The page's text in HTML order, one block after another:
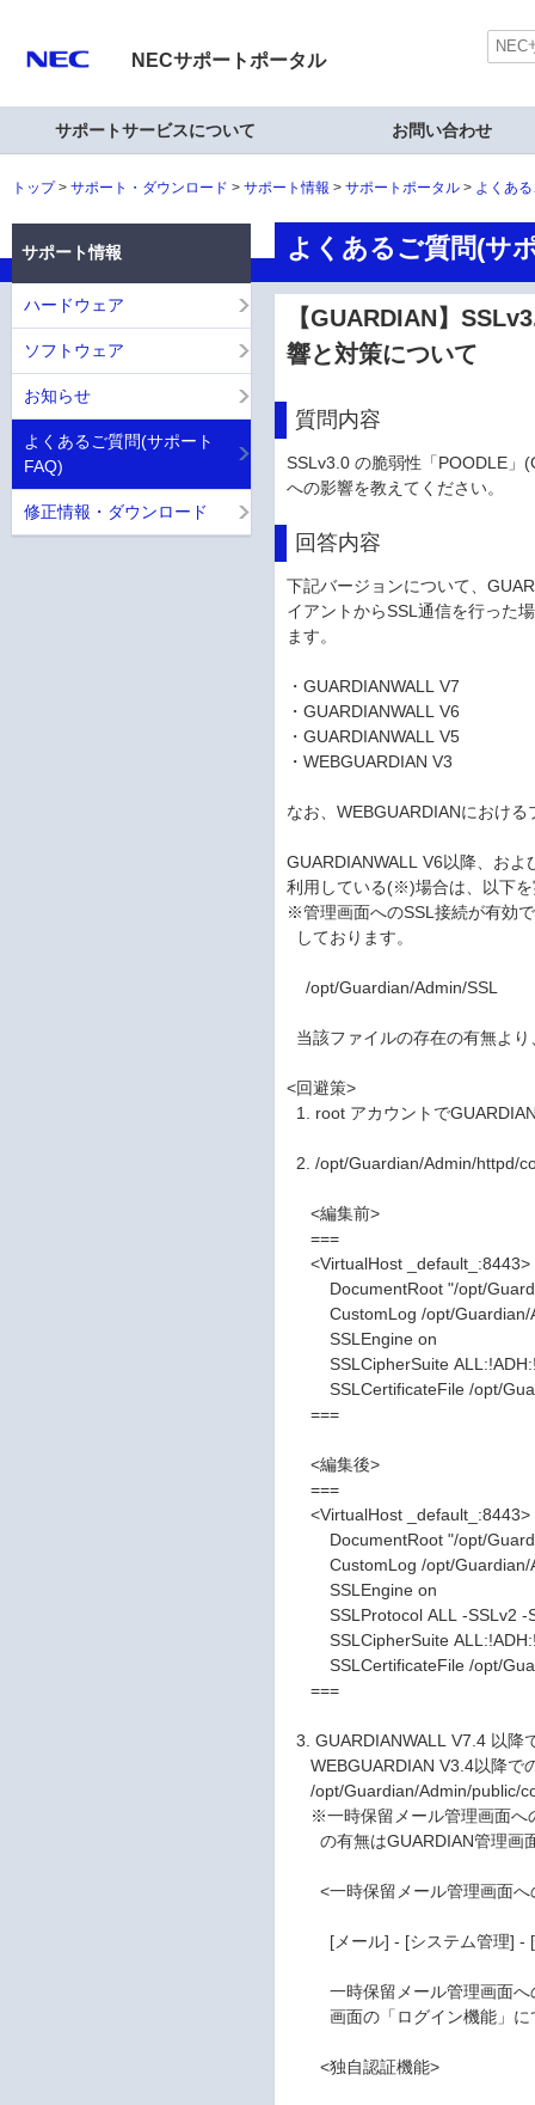
NECサポートポータル
サポートサービスについて お問い合わせ
トップ サポート・ダウンロード サポート情報 サポートポータル よくあ
よくあるご質問(サ
【GUARDIAN】
響と対策について
質問内容
SSLv3.0 の脆弱性「POODLE」
への影響を教えてください。
回答内容
下記バージョンについて、
イアントからSSL通信を行った
ます。
・GUARDIANWALL V7
・GUARDIANWALL V6
・GUARDIANWALL V5
・WEBGUARDIAN V3
なお、WEBGUARDIANにおけ
GUARDIANWALL V6以降、お
利用している(※)場合は、以下
※管理画面へのSSL接続が有効
しております。
/opt/Guardian/Admin/SSL
当該ファイルの存在の有無よ
<回避策>
1. root アカウントで
2. /opt/Guardian/Admin/httpd/
<編集前>
===
<VirtualHost _default_:8443>
DocumentRoot "/opt/
CustomLog /opt/Guardian/
SSLEngine on
SSLCipherSuite
SSLCertificateFile /opt/
===
<編集後>
===
<VirtualHost _default_:8443>
DocumentRoot "/opt/
CustomLog /opt/Guardian/
SSLEngine on
SSLProtocol ALL -SSLv2 -
SSLCipherSuite
SSLCertificateFile /opt/
===
3. GUARDIANWALL V7.4 以降
WEBGUARDIAN V3.4以降で
/opt/Guardian/Admin/public/
※一時保留メール管理画面へ
の有無はGUARDIAN管理画
<一時保留メール管理画面へ
[メール] - [システム管理] - [
一時保留メール管理画面へ
画面の「ログイン機能」に
<独自認証機能>
サポート情報
ハードウェア
ソフトウェア
お知らせ
よくあるご質問(サポート
FAQ)
修正情報・ダウンロード